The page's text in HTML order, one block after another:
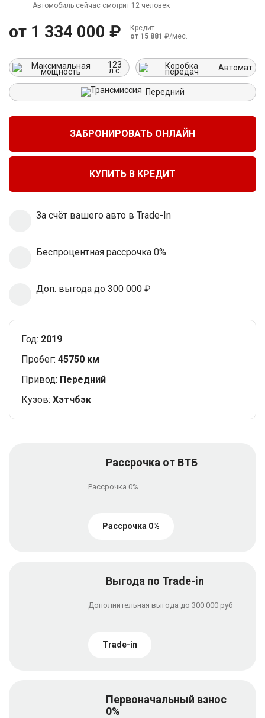
Автомобиль сейчас смотрит 12 человек
123
л.с. Автомат
Передний
от 1 334 000 ₽
Кредит
от 15 881 ₽/мес.
ЗАБРОНИРОВАТЬ ОНЛАЙН
КУПИТЬ В КРЕДИТ
За cчёт вашего авто в Trade-In
Беспроцентная рассрочка 0%
Доп. выгода до 300 000 ₽
Год: 2019
Пробег: 45750 км
Привод: Передний
Кузов: Хэтчбэк
Рассрочка от ВТБ
Рассрочка 0%
Рассрочка 0%
Выгода по Trade-in
Дополнительная выгода до 300 000 руб
Trade-in
Первоначальный взнос
0%